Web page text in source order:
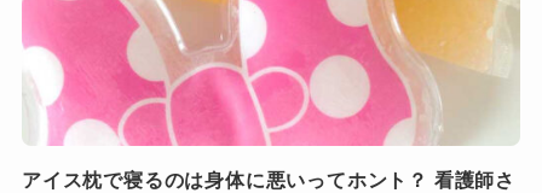
アイス枕で寝るのは身体に悪いってホント？ 看護師さ